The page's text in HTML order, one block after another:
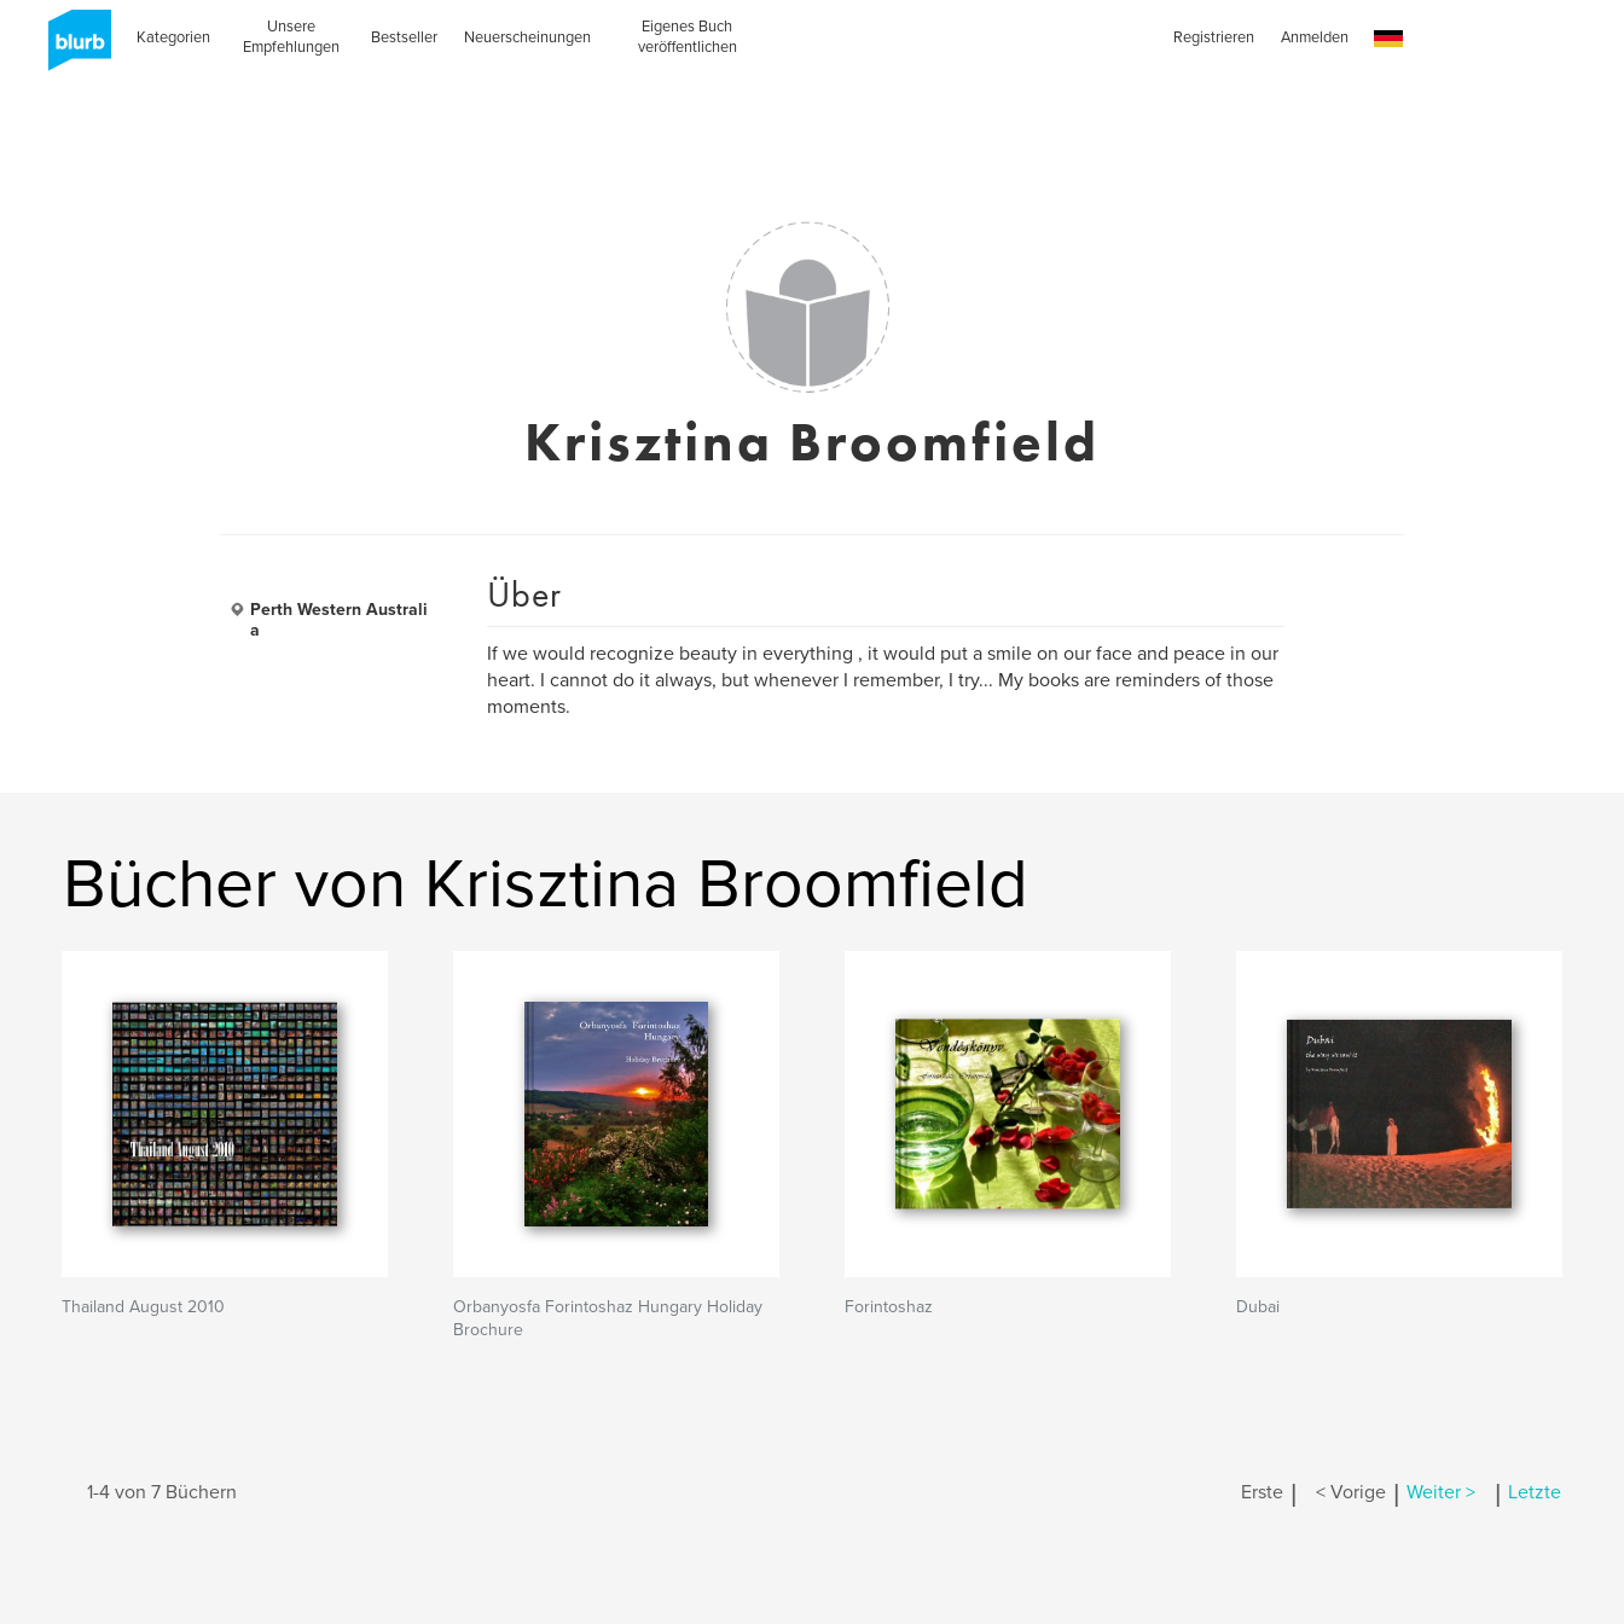
Kategorien
Unsere
Empfehlungen
Bestseller Neuerscheinungen
Eigenes Buch
veröffentlichen
Registrieren Anmelden
Krisztina Broomfield
Perth Western Australi
a
Über
If we would recognize beauty in everything , it would put a smile on our face and peace in our
heart. I cannot do it always, but whenever I remember, I try... My books are reminders of those
moments.
Bücher von Krisztina Broomfield
Thailand August 2010
Orbanyosfa Forintoshaz Hungary Holiday
Brochure
Forintoshaz Dubai
1-4 von 7 Büchern Erste | < Vorige | Weiter > | Letzte